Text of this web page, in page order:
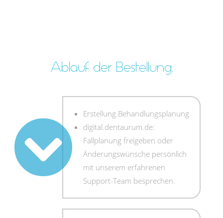
Ablauf der Bestellung.
Erstellung Behandlungsplanung
digital.dentaurum.de:
Fallplanung freigeben oder
Änderungswünsche persönlich
mit unserem erfahrenen
Support-Team besprechen.